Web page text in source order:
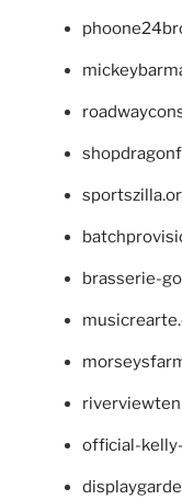
brasserie-
official-